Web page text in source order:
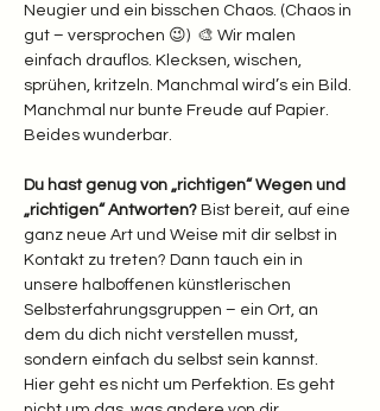
Neugier und ein bisschen Chaos. (Chaos in
gut – versprochen 😉)  🎨 Wir malen
einfach drauflos. Klecksen, wischen,
sprühen, kritzeln. Manchmal wird’s ein Bild.
Manchmal nur bunte Freude auf Papier.
Beides wunderbar.
Du hast genug von „richtigen“ Wegen und
„richtigen“ Antworten? Bist bereit, auf eine
ganz neue Art und Weise mit dir selbst in
Kontakt zu treten? Dann tauch ein in
unsere halboffenen künstlerischen
Selbsterfahrungsgruppen – ein Ort, an
dem du dich nicht verstellen musst,
sondern einfach du selbst sein kannst.
Hier geht es nicht um Perfektion. Es geht